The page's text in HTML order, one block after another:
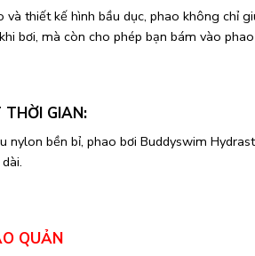
và thiết kế hình bầu dục, phao không chỉ
bơi, mà còn cho phép bạn bám vào
GIAN:
nylon bền bỉ, phao bơi Buddyswim
QUẢN